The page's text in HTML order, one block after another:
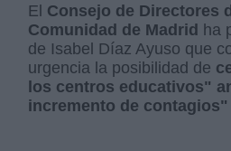
El Consejo de Directores
Comunidad de Madrid ha
de Isabel Díaz Ayuso que
urgencia la posibilidad de
los centros educativos"
incremento de contagios"